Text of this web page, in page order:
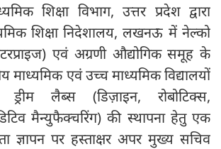
शिक्षा विभाग, उत्तर प्रदेश द्वारा
शिक्षा निदेशालय, लखनऊ में नेल्को
एवं अग्रणी औद्योगिक समूह के
माध्यमिक एवं उच्च माध्यमिक विद्यालयों
लैब्स (डिज़ाइन, रोबोटिक्स,
मैन्युफैक्चरिंग) की स्थापना हेतु एक
ज्ञापन पर हस्ताक्षर अपर मुख्य सचिव